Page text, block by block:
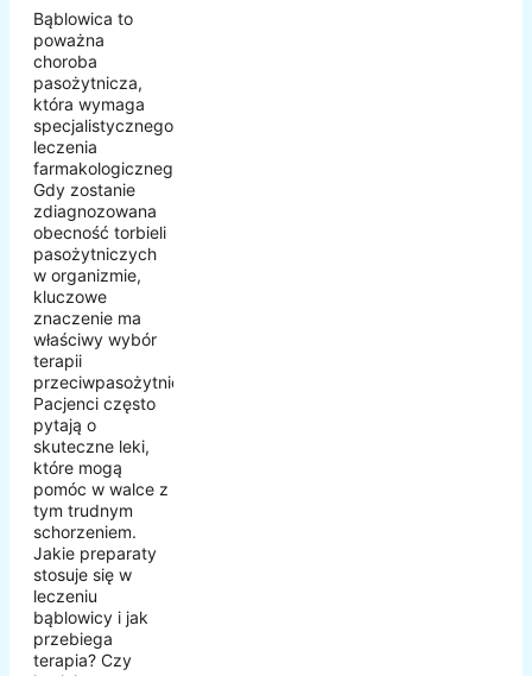
Bąblowica to
poważna
choroba
pasożytnicza,
która wymaga
specjalistycznego
leczenia
farmakologicznego.
Gdy zostanie
zdiagnozowana
obecność torbieli
pasożytniczych
w organizmie,
kluczowe
znaczenie ma
właściwy wybór
terapii
przeciwpasożytniczej.
Pacjenci często
pytają o
skuteczne leki,
które mogą
pomóc w walce z
tym trudnym
schorzeniem.
Jakie preparaty
stosuje się w
leczeniu
bąblowicy i jak
przebiega
terapia? Czy